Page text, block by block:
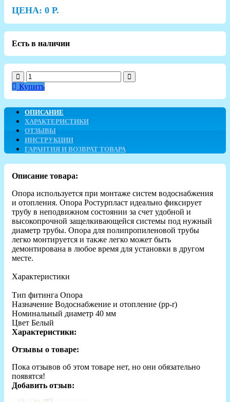
ЦЕНА: 0 Р.
Есть в наличии
Купить
ОПИСАНИЕ
ХАРАКТЕРИСТИКИ
ОТЗЫВЫ
ИНСТРУКЦИИ
ГАРАНТИЯ И ВОЗВРАТ ТОВАРА
Описание товара:
Опора используется при монтаже систем водоснабжения
и отопления. Опора Ростурпласт идеально фиксирует
трубу в неподвижном состоянии за счет удобной и
высокопрочной защелкивающейся системы под нужный
диаметр трубы. Опора для полипропиленовой трубы
легко монтируется и также легко может быть
демонтирована в любое время для установки в другом
месте.
Характеристики
Тип фитинга Опора
Назначение Водоснабжение и отопление (рр-r)
Номинальный диаметр 40 мм
Цвет Белый
Характеристики:
Отзывы о товаре:
Пока отзывов об этом товаре нет, но они обязательно
появятся!
Добавить отзыв: